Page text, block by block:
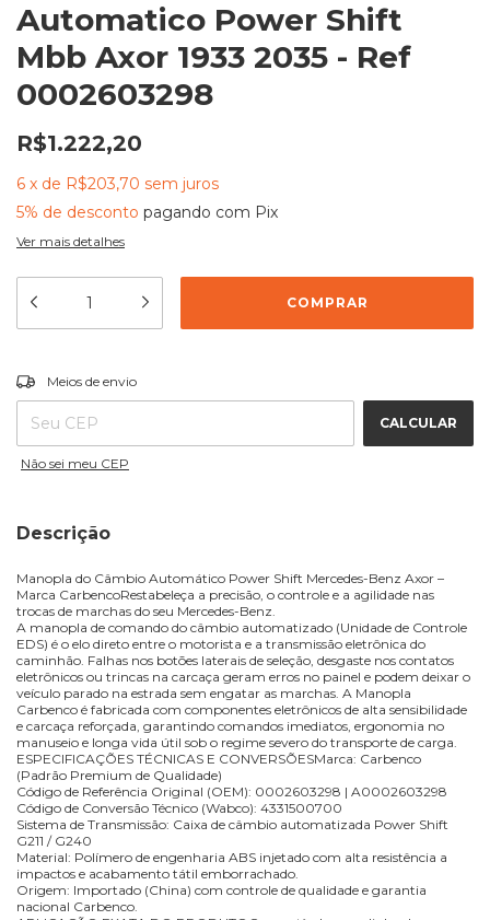
Automatico Power Shift
Mbb Axor 1933 2035 - Ref
0002603298
R$1.222,20
6 x de R$203,70 sem juros
5% de desconto pagando com Pix
Ver mais detalhes
Entregas para o CEP:
Meios de envio
CALCULAR
Não sei meu CEP
Descrição
Manopla do Câmbio Automático Power Shift Mercedes-Benz Axor –
Marca CarbencoRestabeleça a precisão, o controle e a agilidade nas
trocas de marchas do seu Mercedes-Benz.
A manopla de comando do câmbio automatizado (Unidade de Controle
EDS) é o elo direto entre o motorista e a transmissão eletrônica do
caminhão. Falhas nos botões laterais de seleção, desgaste nos contatos
eletrônicos ou trincas na carcaça geram erros no painel e podem deixar o
veículo parado na estrada sem engatar as marchas. A Manopla
Carbenco é fabricada com componentes eletrônicos de alta sensibilidade
e carcaça reforçada, garantindo comandos imediatos, ergonomia no
manuseio e longa vida útil sob o regime severo do transporte de carga.
ESPECIFICAÇÕES TÉCNICAS E CONVERSÕESMarca: Carbenco
(Padrão Premium de Qualidade)
Código de Referência Original (OEM): 0002603298 | A0002603298
Código de Conversão Técnico (Wabco): 4331500700
Sistema de Transmissão: Caixa de câmbio automatizada Power Shift
G211 / G240
Material: Polímero de engenharia ABS injetado com alta resistência a
impactos e acabamento tátil emborrachado.
Origem: Importado (China) com controle de qualidade e garantia
nacional Carbenco.